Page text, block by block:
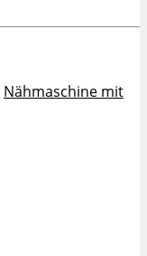
Nähmaschine mit